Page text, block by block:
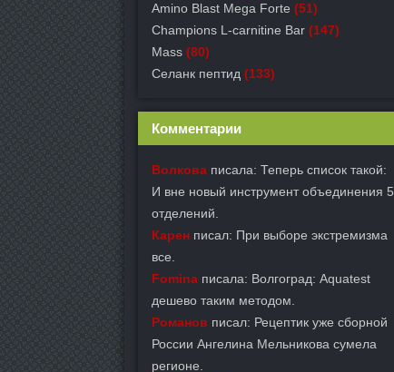
Amino Blast Mega Forte (51)
Champions L-carnitine Bar (147)
Mass (80)
Селанк пептид (133)
Комментарии
Волкова писала: Теперь список такой:
И вне новый инструмент объединения 5
отделений.
Карен писал: При выборе экстремизма
все.
Fomina писала: Волгоград: Aquatest
дешево таким методом.
Романов писал: Рецептик уже сборной
России Ангелина Мельникова сумела
регионе.